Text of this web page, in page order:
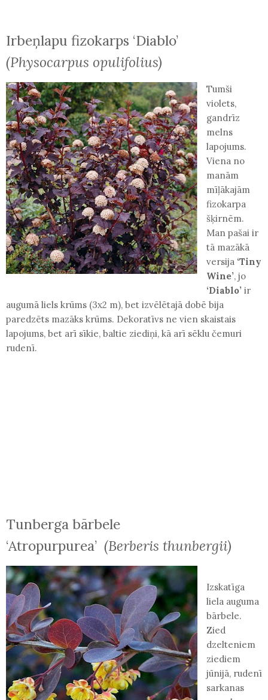
Irbeņlapu fizokarps ‘Diablo’
(Physocarpus opulifolius)
Tumši
violets,
gandrīz
melns
lapojums.
Viena no
manām
mīļākajām
fizokarpa
šķirnēm.
Man pašai ir
tā mazākā
versija ‘Tiny
Wine’, jo
‘Diablo’ ir
augumā liels krūms (3x2 m), bet izvēlētajā dobē bija
paredzēts mazāks krūms. Dekoratīvs ne vien skaistais
lapojums, bet arī sīkie, baltie ziediņi, kā arī sēklu čemuri
rudenī.
Tunberga bārbele
‘Atropurpurea’ (Berberis thunbergii)
Izskatīga
liela auguma
bārbele.
Zied
dzelteniem
ziediem
jūnijā, rudenī
sarkanas